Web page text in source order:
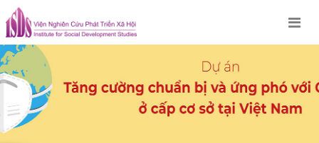
Skip
to
content